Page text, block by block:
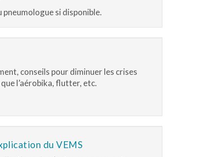
si disponible.
conseils pour diminuer les crises
l’aérobika, flutter, etc.
du VEMS